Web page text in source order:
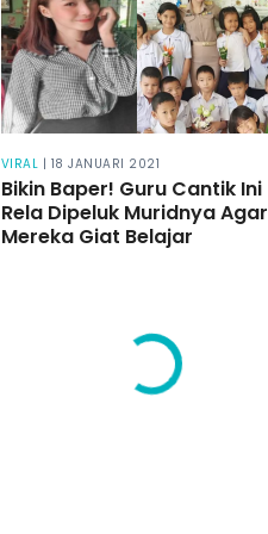
VIRAL | 18 JANUARI 2021
Bikin Baper! Guru Cantik Ini
Rela Dipeluk Muridnya Agar
Mereka Giat Belajar